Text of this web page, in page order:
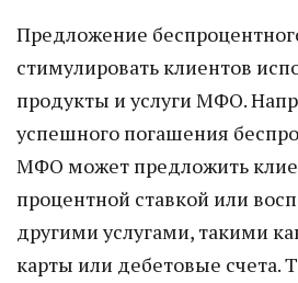
Предложение
стимулировать клиентов
продукты и услуги МФО.
успешного погашения
МФО может предложить
процентной ставкой или
другими услугами, такими
карты или дебетовые счета.